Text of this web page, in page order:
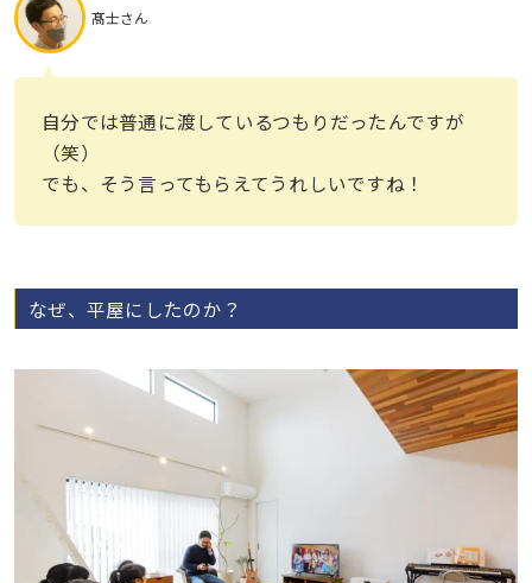
髙士さん
自分では普通に渡しているつもりだったんですが
（笑）
でも、そう言ってもらえてうれしいですね！
なぜ、平屋にしたのか？